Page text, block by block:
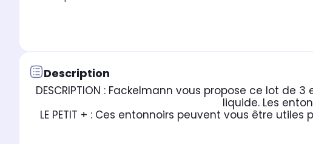
Description
DESCRIPTION : Fackelmann vous propose ce lot
liquide. Les
LE PETIT + : Ces entonnoirs peuvent vous être